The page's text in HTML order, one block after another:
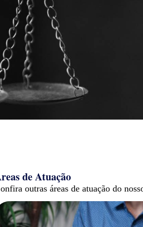
de Atuação
outras áreas de atuação do